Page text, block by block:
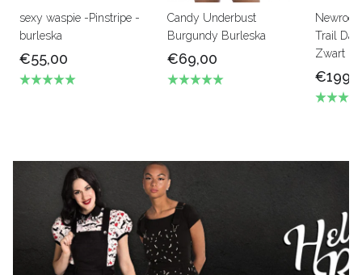
sexy waspie -Pinstripe -
burleska
€55,00
Candy Underbust
Burgundy Burleska
€69,00
Trail
Zwart